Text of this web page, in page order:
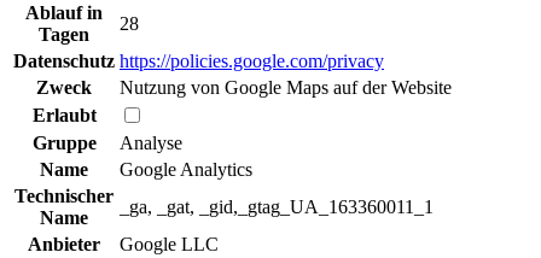
Ablauf in
Tagen
28
Datenschutz https://policies.google.com/privacy
Zweck
Nutzung von Google Maps auf der Website
Erlaubt
Gruppe
Analyse
Name
Google Analytics
Technischer
Name
_ga, _gat, _gid,_gtag_UA_163360011_1
Anbieter
Google LLC